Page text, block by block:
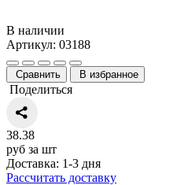
В наличии
Артикул: 03188
Сравнить В избранное
Поделиться
38.38
руб за шт
Доставка: 1-3 дня
Рассчитать доставку